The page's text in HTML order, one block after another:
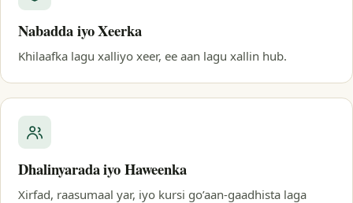
Nabadda iyo Xeerka
Khilaafka lagu xalliyo xeer, ee aan lagu xallin hub.
Dhalinyarada iyo Haweenka
Xirfad, raasumaal yar, iyo kursi go’aan-gaadhista laga